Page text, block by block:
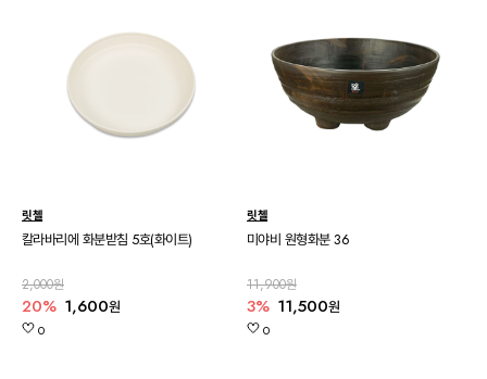
릿첼
칼라바리에 화분받침 5호(화이트)
2,000원
20% 1,600원
0
릿첼
미야비 원형화분 36
11,900원
3% 11,500원
0